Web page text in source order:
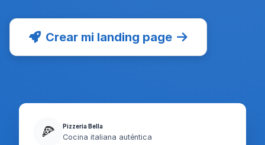
Crear mi landing page
🍕 Pizzeria Bella
Cocina italiana auténtica